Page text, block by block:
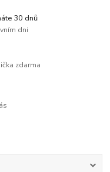
30 dnů
dni
zdarma